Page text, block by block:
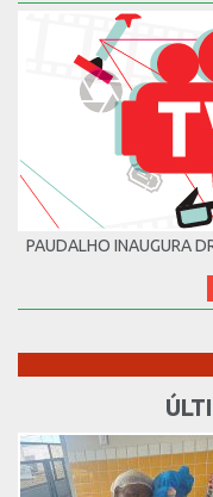
PAUDALHO INAUGURA